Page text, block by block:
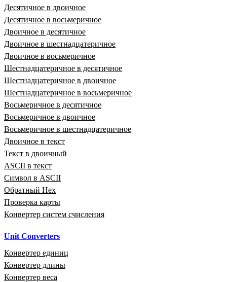
Десятичное в двоичное
Десятичное в восьмеричное
Двоичное в десятичное
Двоичное в шестнадцатеричное
Двоичное в восьмеричное
Шестнадцатеричное в десятичное
Шестнадцатеричное в двоичное
Шестнадцатеричное в восьмеричное
Восьмеричное в десятичное
Восьмеричное в двоичное
Восьмеричное в шестнадцатеричное
Двоичное в текст
Текст в двоичный
ASCII в текст
Символ в ASCII
Обратный Hex
Проверка карты
Конвертер систем счисления
Unit Converters
Конвертер единиц
Конвертер длины
Конвертер веса